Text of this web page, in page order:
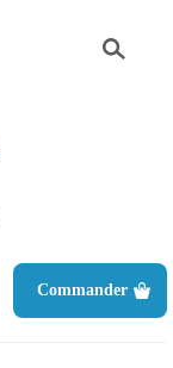
Commander